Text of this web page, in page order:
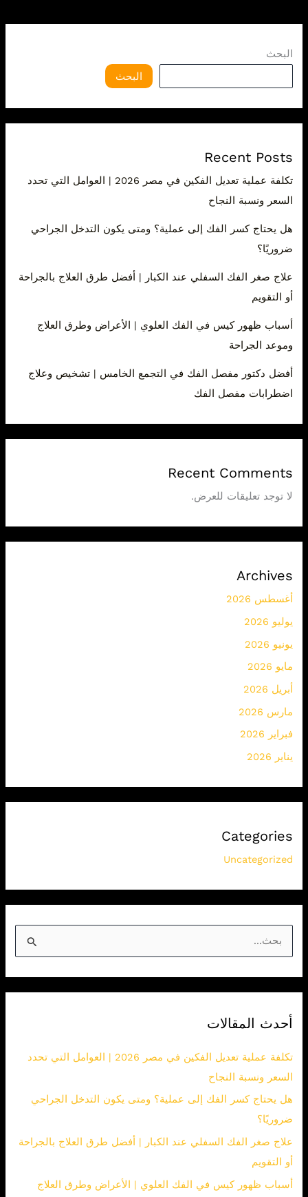
البحث
البحث
Recent Posts
تكلفة عملية تعديل الفكين في مصر 2026 | العوامل التي تحدد
السعر ونسبة النجاح
هل يحتاج كسر الفك إلى عملية؟ ومتى يكون التدخل الجراحي
ضروريًا؟
علاج صغر الفك السفلي عند الكبار | أفضل طرق العلاج بالجراحة
أو التقويم
أسباب ظهور كيس في الفك العلوي | الأعراض وطرق العلاج
وموعد الجراحة
أفضل دكتور مفصل الفك في التجمع الخامس | تشخيص وعلاج
اضطرابات مفصل الفك
Recent Comments
لا توجد تعليقات للعرض.
Archives
أغسطس 2026
يوليو 2026
يونيو 2026
مايو 2026
أبريل 2026
مارس 2026
فبراير 2026
يناير 2026
Categories
Uncategorized
ث
ن
:
أحدث المقالات
تكلفة عملية تعديل الفكين في مصر 2026 | العوامل التي تحدد
السعر ونسبة النجاح
هل يحتاج كسر الفك إلى عملية؟ ومتى يكون التدخل الجراحي
ضروريًا؟
علاج صغر الفك السفلي عند الكبار | أفضل طرق العلاج بالجراحة
أو التقويم
أسباب ظهور كيس في الفك العلوي | الأعراض وطرق العلاج